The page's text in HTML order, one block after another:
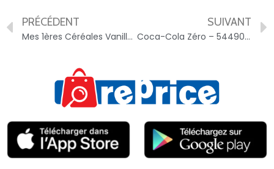
PRÉCÉDENT
Mes 1ères Céréales Vanille Naturelle – 3288110826131
SUIVANT
Coca-Cola Zéro – 5449000201324